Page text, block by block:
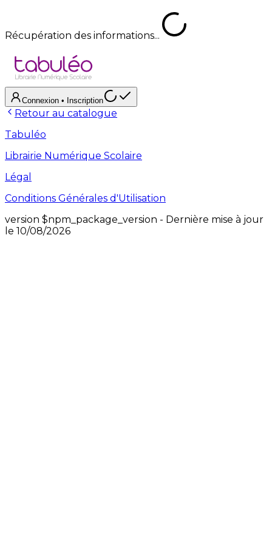
Récupération des informations...
Connexion • Inscription
Retour au catalogue
Tabuléo
Librairie Numérique Scolaire
Légal
Conditions Générales d'Utilisation
version $npm_package_version - Dernière mise à jour
le 10/08/2026